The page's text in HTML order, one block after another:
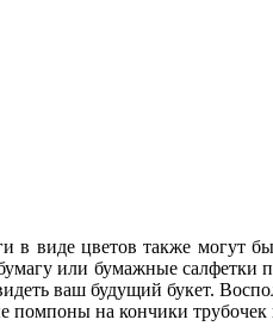
в виде цветов также могут
или бумажные салфетки
ваш будущий букет.
на кончики трубочек